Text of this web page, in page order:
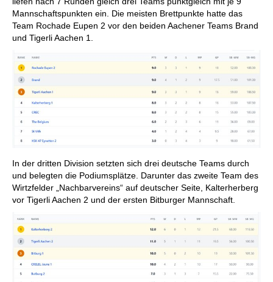
Mannschaftspunkten ein. Die meisten Brettpunkte hatte das
Team Rochade Eupen 2 vor den beiden Aachener Teams Brand
und Tigerli Aachen 1.
In der dritten Division setzten sich drei deutsche Teams durch
und belegten die Podiumsplätze. Darunter das zweite Team des
Wirtzfelder „Nachbarvereins“ auf deutscher Seite, Kalterherberg
vor Tigerli Aachen 2 und der ersten Bitburger Mannschaft.